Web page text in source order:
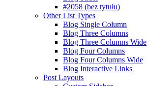
#2058 (bez tytułu)
Other List Types
Blog Single Column
Blog Three Columns
Blog Three Columns Wide
Blog Four Columns
Blog Four Columns Wide
Blog Interactive Links
Post Layouts